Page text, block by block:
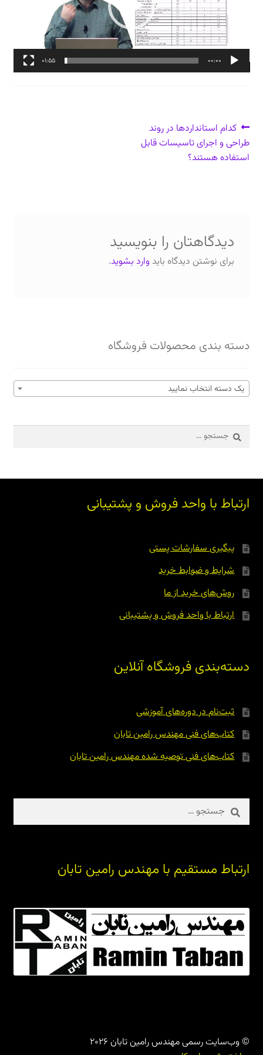
دعوت برای پروژه، تدریس و سخنرانی
ارتباط از طریق پیام‌رسان‌ها: 09373443975
00:00
01:55
راهبری
نوشته
نوشتهٔ
قبلی:
کدام استانداردها در روند
طراحی و اجرای تاسیسات قابل
استفاده هستند؟
دیدگاهتان را بنویسید
برای نوشتن دیدگاه باید وارد بشوید.
دسته بندی محصولات فروشگاه
یک دسته انتخاب نمایید
جستجو
برای:
ارتباط با واحد فروش و پشتیبانی
پیگیری سفارشات پستی
شرایط و ضوابط خرید
روش‌های خرید از ما
ارتباط با واحد فروش و پشتیبانی
دسته‌بندی فروشگاه آنلاین
ثبت‌نام در دوره‌های آموزشی
کتاب‌های فنی مهندس رامین تابان
کتاب‌های فنی توصیه شده مهندس رامین تابان
جستجو
برای:
ارتباط مستقیم با مهندس رامین تابان
© وب‌سایت رسمی مهندس رامین تابان 2026